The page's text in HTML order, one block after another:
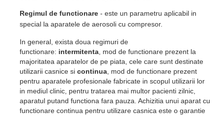
Regimul de functionare - este un parametru aplicabil in
special la aparatele de aerosoli cu compresor.
In general, exista doua regimuri de
functionare: intermitenta , mod de functionare prezent la
majoritatea aparatelor de pe piata, cele care sunt destinate
utilizarii casnice si continua , mod de functionare prezent
pentru aparatele profesionale fabricate in scopul utilizarii lor
in mediul clinic, pentru tratarea mai multor pacienti zilnic,
aparatul putand functiona fara pauza. Achizitia unui aparat cu
functionare continua pentru utilizare casnica este o garantie